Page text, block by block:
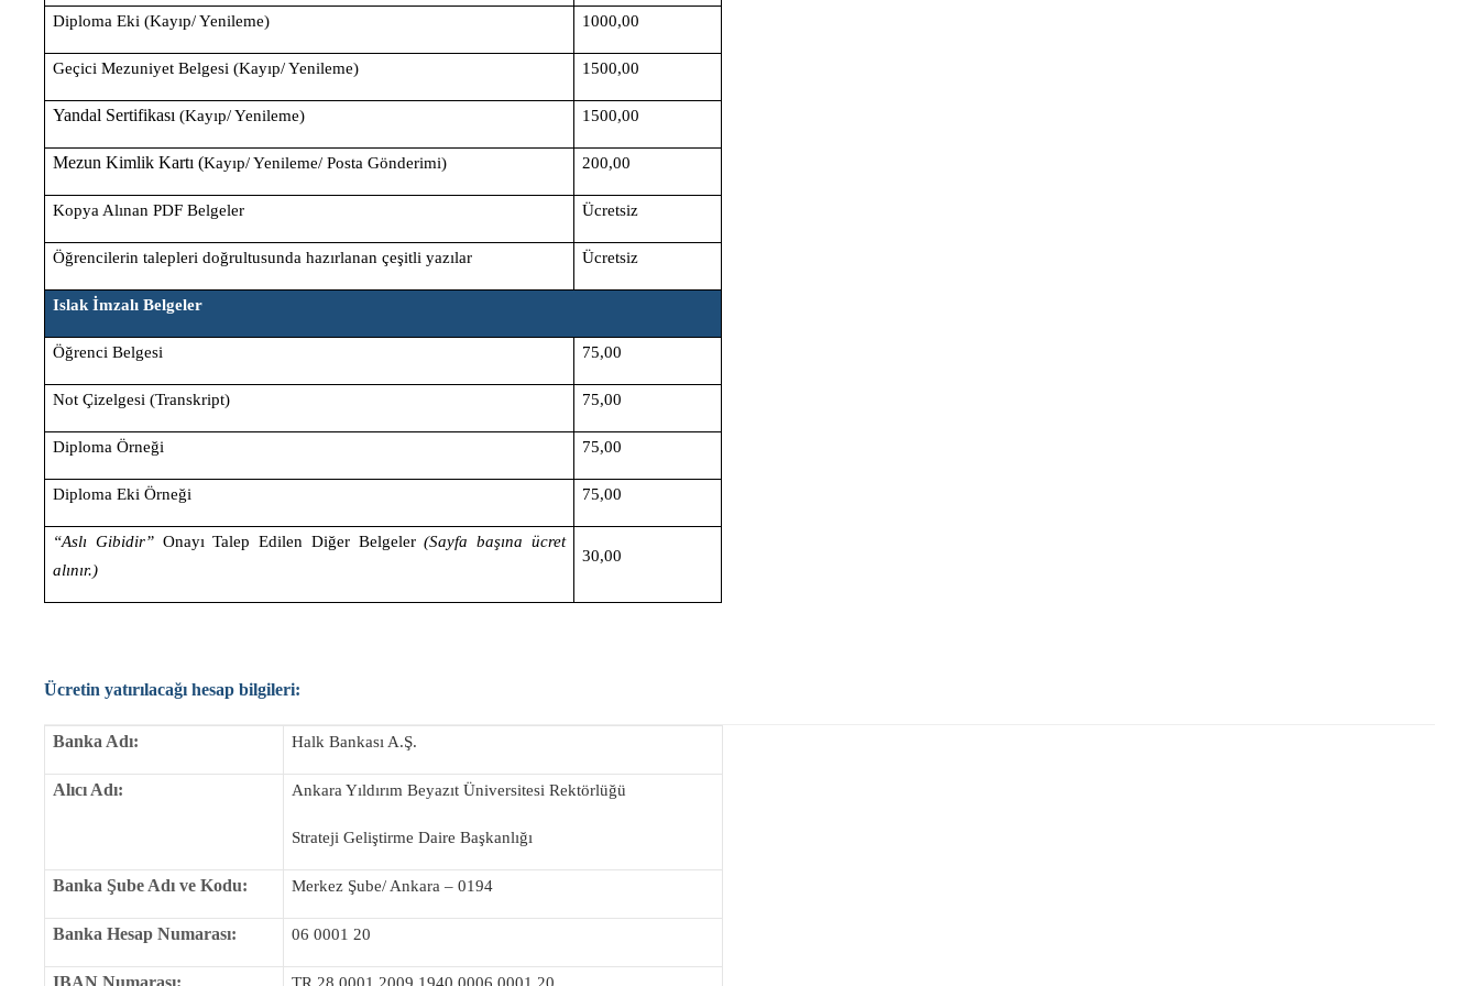
Diploma Eki (Kayıp/ Yenileme) 1000,00
Geçici Mezuniyet Belgesi (Kayıp/ Yenileme) 1500,00
Yandal Sertifikası (Kayıp/ Yenileme) 1500,00
Mezun Kimlik Kartı (Kayıp/ Yenileme/ Posta Gönderimi) 200,00
Kopya Alınan PDF Belgeler Ücretsiz
Öğrencilerin talepleri doğrultusunda hazırlanan çeşitli yazılar Ücretsiz
Islak İmzalı Belgeler
Öğrenci Belgesi 75,00
Not Çizelgesi (Transkript) 75,00
Diploma Örneği 75,00
Diploma Eki Örneği 75,00
“Aslı Gibidir”Onayı Talep Edilen Diğer Belgeler(Sayfa başına ücret
alınır.)
30,00
Ücretin yatırılacağı hesap bilgileri:
Banka Adı: Halk Bankası A.Ş.
Alıcı Adı: Ankara Yıldırım Beyazıt Üniversitesi Rektörlüğü
Strateji Geliştirme Daire Başkanlığı
Banka Şube Adı ve Kodu: Merkez Şube/ Ankara – 0194
Banka Hesap Numarası: 06 0001 20
IBAN Numarası: